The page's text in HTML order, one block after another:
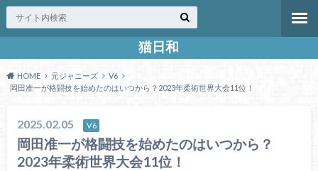
猫日和
HOME 元ジャニーズ
V6
岡田准一が格闘技を始めたのはいつから？2023年柔術世界大会11位！
2025.02.05 V6
岡田准一が格闘技を始めたのはいつから？
2023年柔術世界大会11位！